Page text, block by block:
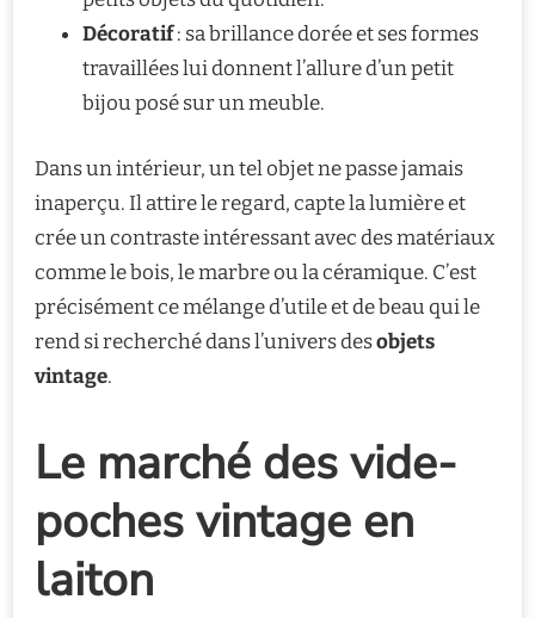
Décoratif: sa brillance dorée et ses formes
travaillées lui donnent l’allure d’un petit
bijou posé sur un meuble.
Dans un intérieur, un tel objet ne passe jamais
inaperçu. Il attire le regard, capte la lumière et
crée un contraste intéressant avec des matériaux
comme le bois, le marbre ou la céramique. C’est
précisément ce mélange d’utile et de beau qui le
rend si recherché dans l’univers desobjets
vintage.
Le marché des vide-
poches vintage en
laiton